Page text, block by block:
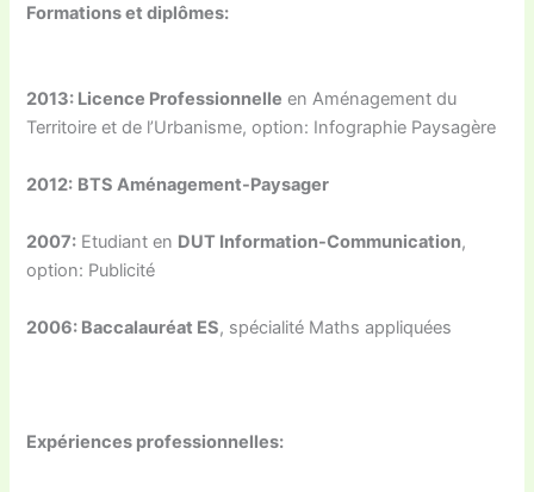
Formations et diplômes:
2013: Licence Professionnelle en Aménagement du
Territoire et de l’Urbanisme, option: Infographie Paysagère
2012: BTS Aménagement-Paysager
2007: Etudiant en DUT Information-Communication,
option: Publicité
2006: Baccalauréat ES, spécialité Maths appliquées
Expériences professionnelles: